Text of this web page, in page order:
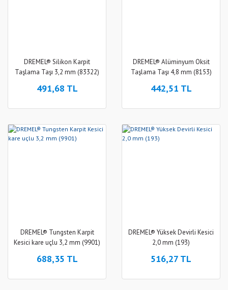
DREMEL® Silikon Karpit
Taşlama Taşı 3,2 mm (83322)
491,68 TL
DREMEL® Alüminyum Oksit
Taşlama Taşı 4,8 mm (8153)
442,51 TL
DREMEL® Tungsten Karpit
Kesici kare uçlu 3,2 mm (9901)
688,35 TL
DREMEL® Yüksek Devirli Kesici
2,0 mm (193)
516,27 TL